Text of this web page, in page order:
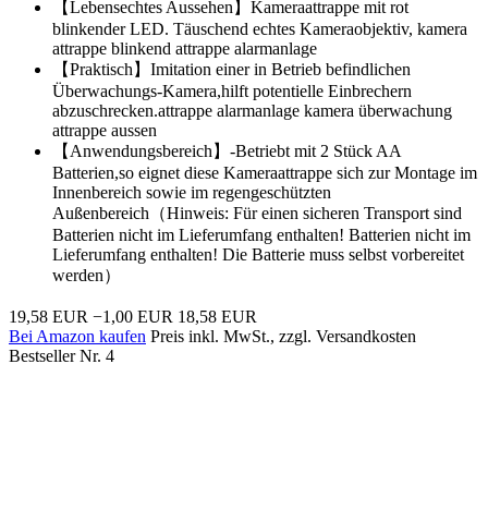
【Lebensechtes Aussehen】Kameraattrappe mit rot
blinkender LED. Täuschend echtes Kameraobjektiv, kamera
attrappe blinkend attrappe alarmanlage
【Praktisch】Imitation einer in Betrieb befindlichen
Überwachungs-Kamera,hilft potentielle Einbrechern
abzuschrecken.attrappe alarmanlage kamera überwachung
attrappe aussen
【Anwendungsbereich】-Betriebt mit 2 Stück AA
Batterien,so eignet diese Kameraattrappe sich zur Montage im
Innenbereich sowie im regengeschützten
Außenbereich（Hinweis: Für einen sicheren Transport sind
Batterien nicht im Lieferumfang enthalten! Batterien nicht im
Lieferumfang enthalten! Die Batterie muss selbst vorbereitet
werden）
19,58 EUR −1,00 EUR 18,58 EUR
Bei Amazon kaufen Preis inkl. MwSt., zzgl. Versandkosten
Bestseller Nr. 4